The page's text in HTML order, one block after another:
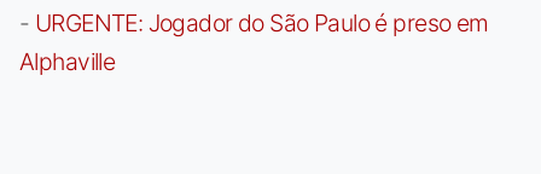
- URGENTE: Jogador do São Paulo é preso em
Alphaville